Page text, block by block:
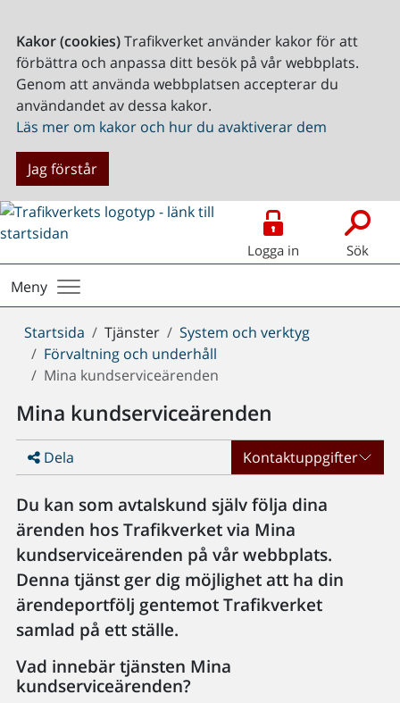
Kakor (cookies)Trafikverket använder kakor för att
förbättra och anpassa ditt besök på vår webbplats.
Genom att använda webbplatsen accepterar du
användandet av dessa kakor.
Läs mer om kakor och hur du avaktiverar dem
Jag förstår
Logga in Sök
Meny
Du
är
här:
Startsida Tjänster
System och verktyg
Förvaltning och underhåll
Mina kundserviceärenden
Mina kundserviceärenden
Dela Kontaktuppgifter
Du kan som avtalskund själv följa dina
ärenden hos Trafikverket via Mina
kundserviceärenden på vår webbplats.
Denna tjänst ger dig möjlighet att ha din
ärendeportfölj gentemot Trafikverket
samlad på ett ställe.
Vad innebär tjänsten Mina
kundserviceärenden?